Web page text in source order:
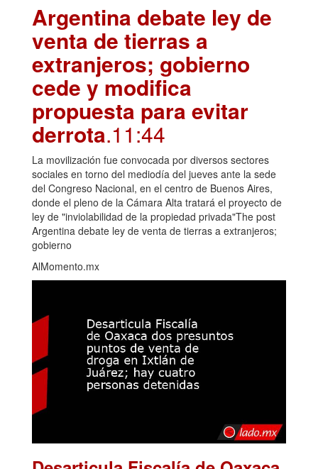
Argentina debate ley de
venta de tierras a
extranjeros; gobierno
cede y modifica
propuesta para evitar
derrota.11:44
La movilización fue convocada por diversos sectores
sociales en torno del mediodía del jueves ante la sede
del Congreso Nacional, en el centro de Buenos Aires,
donde el pleno de la Cámara Alta tratará el proyecto de
ley de "inviolabilidad de la propiedad privada"The post
Argentina debate ley de venta de tierras a extranjeros;
gobierno
AlMomento.mx